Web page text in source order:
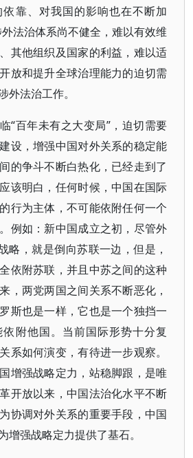
靠、对我国的影响也在不断加
法治体系尚不健全，难以有效维
其他组织及国家的利益，难以适
放和提升全球治理能力的迫切需
外法治工作。
“百年未有之大变局”，迫切需要
设，增强中国对外关系的稳定能
的争斗不断白热化，已经走到了
该明白，任何时候，中国在国际
行为主体，不可能依附任何一个
例如：新中国成立之初，尽管外
略，就是倒向苏联一边，但是，
依附苏联，并且中苏之间的这种
，两党两国之间关系不断恶化，
斯也是一样，它也是一个独挡一
附他国。当前国际形势十分复
系如何演变，有待进一步观察。
增强战略定力，站稳脚跟，是唯
开放以来，中国法治化水平不断
协调对外关系的重要手段，中国
增强战略定力提供了基石。